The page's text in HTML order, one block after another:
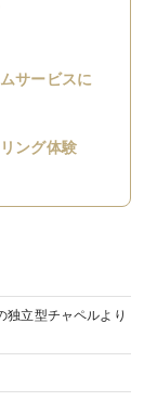
サービスに
ング体験
独立型チャペルより